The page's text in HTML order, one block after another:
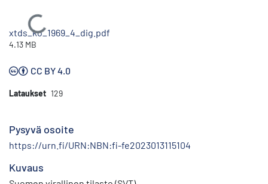
Ladataan...
xtds_ko_1969_4_dig.pdf
4.13 MB
CC BY 4.0
Lataukset 129
Pysyvä osoite
https://urn.fi/URN:NBN:fi-fe2023013115104
Kuvaus